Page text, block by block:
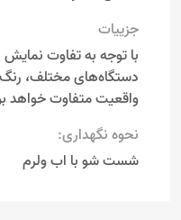
جزییات
با توجه به تفاوت
واقعیت متفاوت خواهد
نحوه نگهداری:
شست شو با اب ولرم